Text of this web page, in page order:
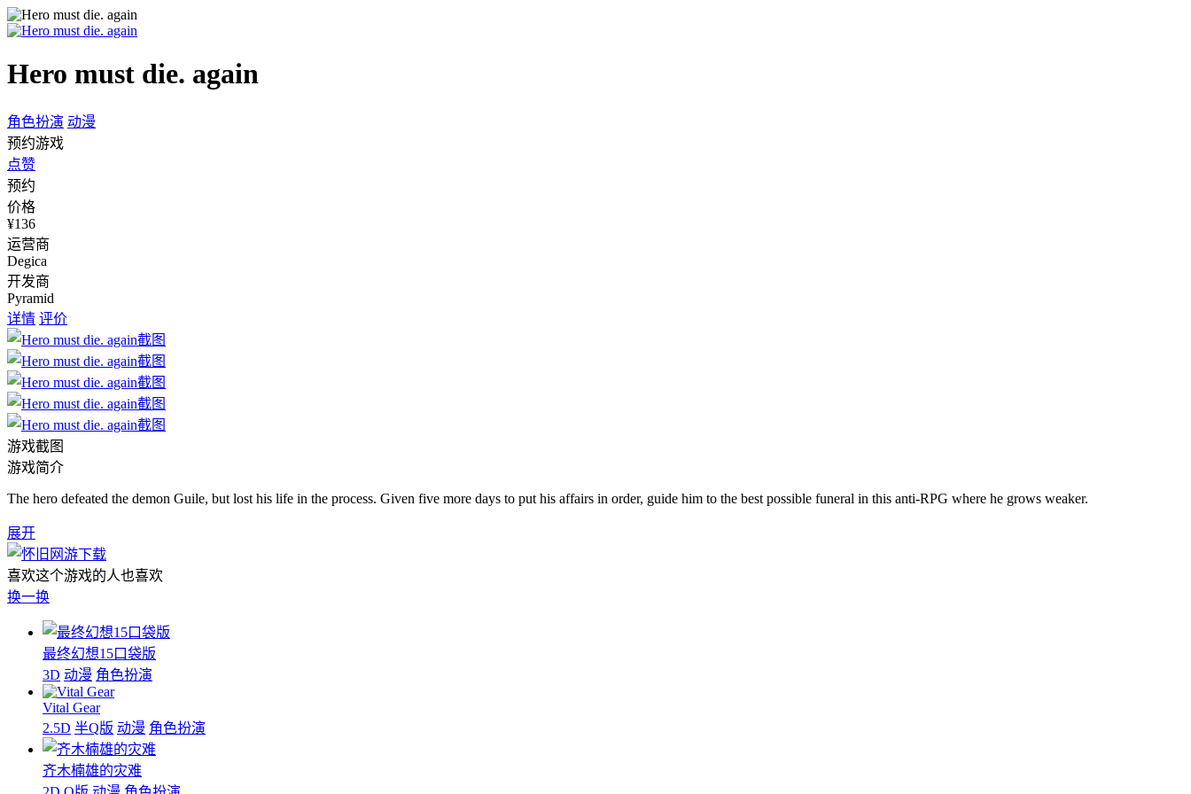
Hero must die. again
角色扮演 动漫
预约游戏
点赞
预约
价格
¥136
运营商
Degica
开发商
Pyramid
详情 评价
游戏截图
游戏简介
The hero defeated the demon Guile, but lost his life in the process. Given five more days to put his affairs in order, guide him to the best possible funeral in this anti-RPG where he grows weaker.
展开
喜欢这个游戏的人也喜欢
换一换
最终幻想15口袋版
3D 动漫 角色扮演
Vital Gear
2.5D 半Q版 动漫 角色扮演
齐木楠雄的灾难